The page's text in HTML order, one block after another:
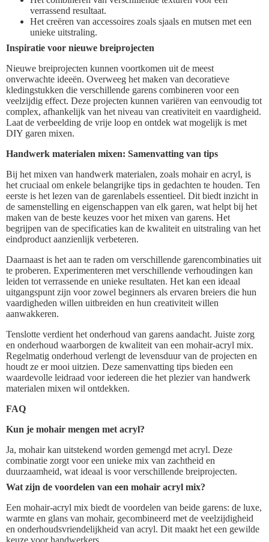
verrassend resultaat.
Het creëren van accessoires zoals sjaals en mutsen met een
unieke uitstraling.
Inspiratie voor nieuwe breiprojecten
Nieuwe breiprojecten kunnen voortkomen uit de meest
onverwachte ideeën. Overweeg het maken van decoratieve
kledingstukken die verschillende garens combineren voor een
veelzijdig effect. Deze projecten kunnen variëren van eenvoudig tot
complex, afhankelijk van het niveau van creativiteit en vaardigheid.
Laat de verbeelding de vrije loop en ontdek wat mogelijk is met
DIY garen mixen.
Handwerk materialen mixen: Samenvatting van tips
Bij het mixen van handwerk materialen, zoals mohair en acryl, is
het cruciaal om enkele belangrijke tips in gedachten te houden. Ten
eerste is het lezen van de garenlabels essentieel. Dit biedt inzicht in
de samenstelling en eigenschappen van elk garen, wat helpt bij het
maken van de beste keuzes voor het mixen van garens. Het
begrijpen van de specificaties kan de kwaliteit en uitstraling van het
eindproduct aanzienlijk verbeteren.
Daarnaast is het aan te raden om verschillende garencombinaties uit
te proberen. Experimenteren met verschillende verhoudingen kan
leiden tot verrassende en unieke resultaten. Het kan een ideaal
uitgangspunt zijn voor zowel beginners als ervaren breiers die hun
vaardigheden willen uitbreiden en hun creativiteit willen
aanwakkeren.
Tenslotte verdient het onderhoud van garens aandacht. Juiste zorg
en onderhoud waarborgen de kwaliteit van een mohair-acryl mix.
Regelmatig onderhoud verlengt de levensduur van de projecten en
houdt ze er mooi uitzien. Deze samenvatting tips bieden een
waardevolle leidraad voor iedereen die het plezier van handwerk
materialen mixen wil ontdekken.
FAQ
Kun je mohair mengen met acryl?
Ja, mohair kan uitstekend worden gemengd met acryl. Deze
combinatie zorgt voor een unieke mix van zachtheid en
duurzaamheid, wat ideaal is voor verschillende breiprojecten.
Wat zijn de voordelen van een mohair acryl mix?
Een mohair-acryl mix biedt de voordelen van beide garens: de luxe,
warmte en glans van mohair, gecombineerd met de veelzijdigheid
en onderhoudsvriendelijkheid van acryl. Dit maakt het een gewilde